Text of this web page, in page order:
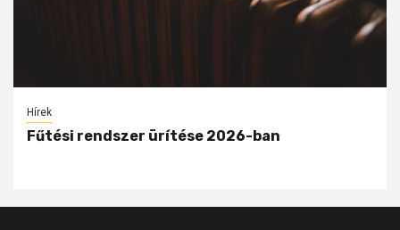
Hírek
Fűtési rendszer ürítése 2026-ban